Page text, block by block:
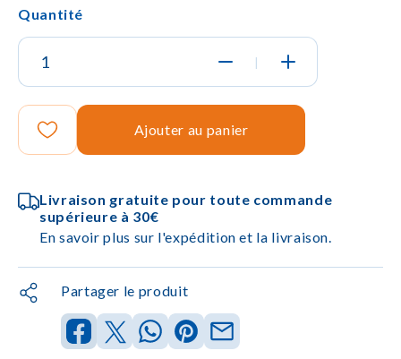
Quantité
|
Ajouter au panier
Livraison gratuite pour toute commande
supérieure à 30€
En savoir plus sur l'expédition et la livraison.
Partager le produit